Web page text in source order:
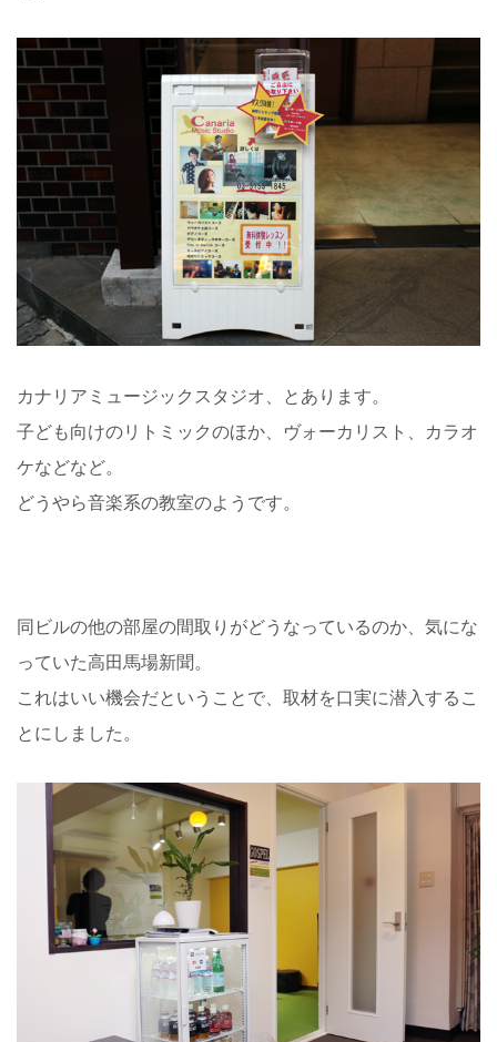
カナリアミュージックスタジオ、とあります。
子ども向けのリトミックのほか、ヴォーカリスト、カラオ
ケなどなど。
どうやら音楽系の教室のようです。
同ビルの他の部屋の間取りがどうなっているのか、気にな
っていた高田馬場新聞。
これはいい機会だということで、取材を口実に潜入するこ
とにしました。